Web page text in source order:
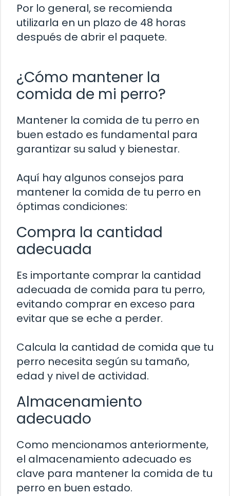
Por lo general, se recomienda
utilizarla en un plazo de 48 horas
después de abrir el paquete.
¿Cómo mantener la
comida de mi perro?
Mantener la comida de tu perro en
buen estado es fundamental para
garantizar su salud y bienestar.
Aquí hay algunos consejos para
mantener la comida de tu perro en
óptimas condiciones:
Compra la cantidad
adecuada
Es importante comprar la cantidad
adecuada de comida para tu perro,
evitando comprar en exceso para
evitar que se eche a perder.
Calcula la cantidad de comida que tu
perro necesita según su tamaño,
edad y nivel de actividad.
Almacenamiento
adecuado
Como mencionamos anteriormente,
el almacenamiento adecuado es
clave para mantener la comida de tu
perro en buen estado.